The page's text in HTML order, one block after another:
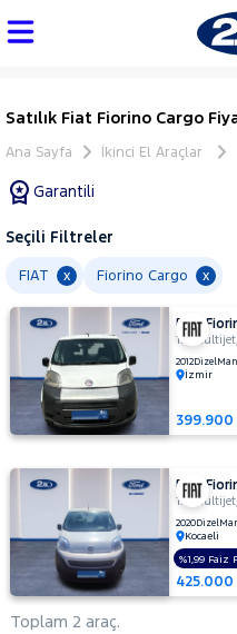
Satılık Fiat Fiorino Cargo
Ana Sayfa İkinci El Araçlar
Garantili
Tüm
Araçlar
AUDI
BMC
BMW
BYD
CHERY
CITROEN
CUPRA
DACIA
Fiyat
Aralığı
Model
Seçili Filtreler
FIAT x Fiorino Cargo x
FIAT
1.3 Multijet
2012Dizel
İzmir
399.900
FIAT
1.3 Multijet
2020Dizel
Kocaeli
425.000
%1,99 Faiz
Toplam 2 araç.